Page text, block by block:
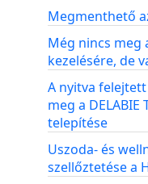
Megmenthető
Még nincs meg
kezelésére, de
A nyitva
meg a
telepítése
Uszoda- és
szellőztetése a